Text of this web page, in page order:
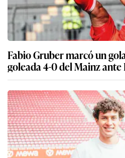
Fabio Gruber marcó un
goleada 4-0 del Mainz ante